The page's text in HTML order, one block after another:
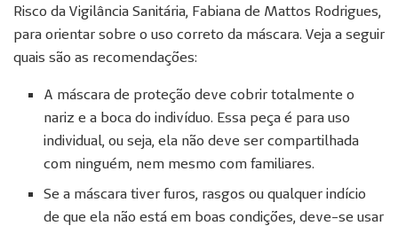
Risco da Vigilância Sanitária, Fabiana de Mattos Rodrigues,
para orientar sobre o uso correto da máscara. Veja a seguir
quais são as recomendações:
A máscara de proteção deve cobrir totalmente o
nariz e a boca do indivíduo. Essa peça é para uso
individual, ou seja, ela não deve ser compartilhada
com ninguém, nem mesmo com familiares.
Se a máscara tiver furos, rasgos ou qualquer indício
de que ela não está em boas condições, deve-se usar